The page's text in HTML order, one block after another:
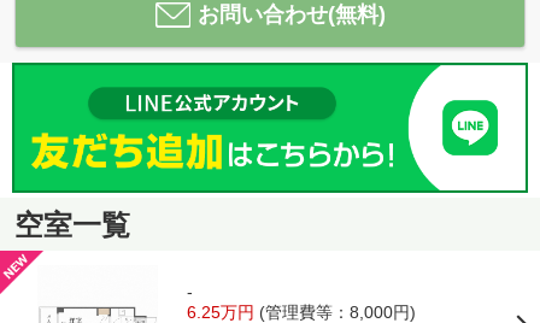
お問い合わせ(無料)
空室一覧
-
6.25万円 (管理費等：8,000円)